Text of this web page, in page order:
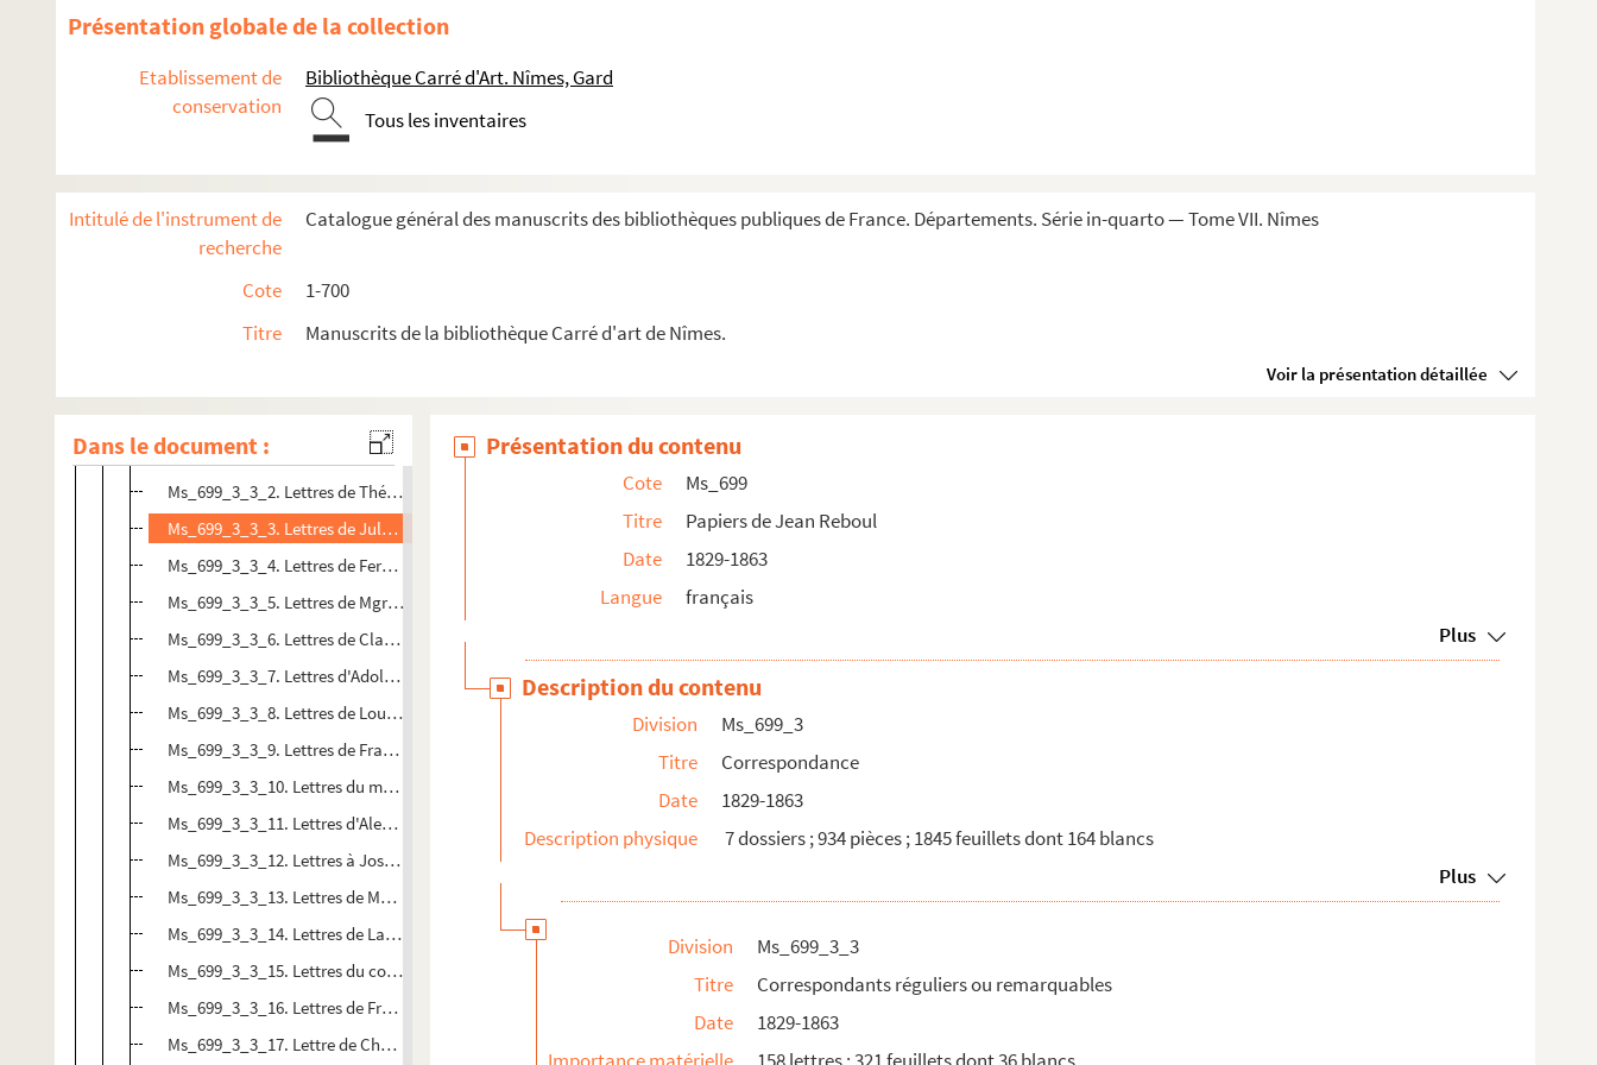
Présentation globale de la collection
Etablissement de
conservation
Bibliothèque Carré d'Art. Nîmes, Gard
Tous les inventaires
Intitulé de l'instrument de
recherche
Catalogue général des manuscrits des bibliothèques publiques de France. Départements. Série in-quarto — Tome VII. Nîmes
Cote
1-700
Titre
Manuscrits de la bibliothèque Carré d'art de Nîmes.
Voir la présentation détaillée
Dans le document :
Ms_696. Papiers Maruejol
Ms_696B. Notes d'épigraphie.
Ms_697. Papiers Mazel.
Ms_698. Papiers de Pierre Guérin.
Ms_699. Papiers de Jean Reboul
Ms_699_1. Poésies
Ms_699_2. Pièces de théâtre
Ms_699_3. Correspondance
Ms_699_3_1. Correspondance familiale
Ms_699_3_3. Correspondants réguliers ou remarquables
Ms_699_3_3_1. Lettres de Louis Astouin à Jean Reboul
Ms_699_3_3_2. Lettres de Théodore Aubanel à Jean Reboul
Ms_699_3_3_3. Lettres de Jules Canonge à Jean Reboul
Ms_699_3_3_4. Lettres de Ferdinand de Capmas à Jean Reboul
Ms_699_3_3_5. Lettres de Mgr Cart, évêque de Nîmes, à Jean Reboul
Ms_699_3_3_6. Lettres de Claude Joseph de Cherrier à Jean Reboul
Ms_699_3_3_7. Lettres d'Adolphe et Anastasie de Circourt à Jean Reboul
Ms_699_3_3_8. Lettres de Louise et Hippolyte Colet à Jean Reboul
Ms_699_3_3_9. Lettres de François-Zénon Collombet à Jean Reboul
Ms_699_3_3_10. Lettres du marquis et de la marquise de Dreux-Brézé à Jean Reboul
Ms_699_3_3_11. Lettres d'Alexandre Dumas père à Jean Reboul
Ms_699_3_3_12. Lettres à Joseph Dumas à Jean Reboul
Ms_699_3_3_13. Lettres de Mgr Dupanloup à Jean Reboul
Ms_699_3_3_14. Lettres de Lamartine à Jean Reboul
Ms_699_3_3_15. Lettres du comte de Marcellus à Jean Reboul
Ms_699_3_3_16. Lettres de Frédéric Mistral à Jean Reboul
Ms_699_3_3_17. Lettre de Charles Nodier à Jean Reboul
Présentation du contenu
Cote
Ms_699
Titre
Papiers de Jean Reboul
Date
1829-1863
Langue
français
Plus
Description du contenu
Division
Ms_699_3
Titre
Correspondance
Date
1829-1863
Description physique
7 dossiers ; 934 pièces ; 1845 feuillets dont 164 blancs
Plus
Division
Ms_699_3_3
Titre
Correspondants réguliers ou remarquables
Date
1829-1863